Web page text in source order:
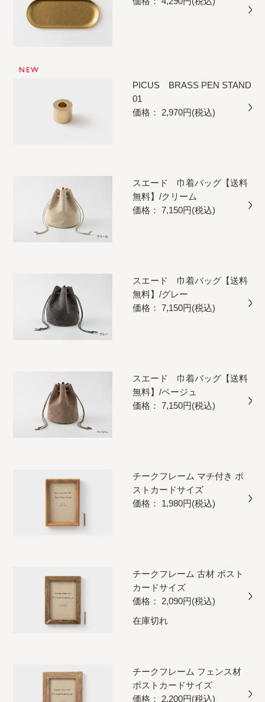
NEW
PICUS BRASS PEN STAND
01
価格： 2,970円(税込)
スエード 巾着バッグ【送料
無料】/クリーム
価格： 7,150円(税込)
スエード 巾着バッグ【送料
無料】/グレー
価格： 7,150円(税込)
スエード 巾着バッグ【送料
無料】/ベージュ
価格： 7,150円(税込)
チークフレーム マチ付き ポ
ストカードサイズ
価格： 1,980円(税込)
チークフレーム 古材 ポスト
カードサイズ
価格： 2,090円(税込)
在庫切れ
チークフレーム フェンス材
ポストカードサイズ
価格： 2,200円(税込)